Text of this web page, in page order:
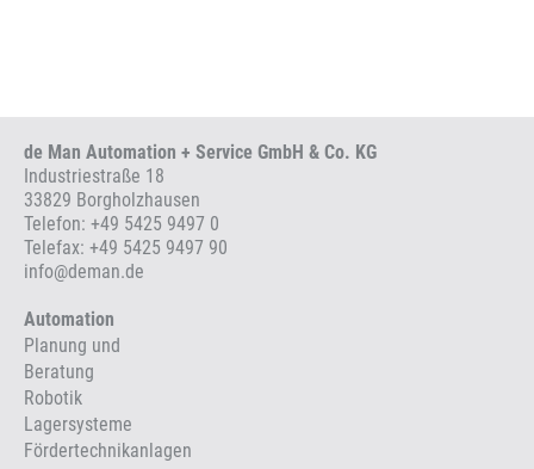
de Man Automation + Service GmbH & Co. KG
Industriestraße 18
33829 Borgholzhausen
Telefon: +49 5425 9497 0
Telefax: +49 5425 9497 90
info@deman.de
Automation
Planung und
Beratung
Robotik
Lagersysteme
Fördertechnikanlagen